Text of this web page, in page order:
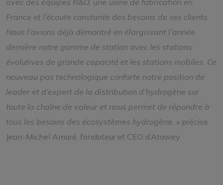
avec des équipes R&D, une usine de fabrication en
France et l’écoute constante des besoins de ses clients.
Nous l’avions déjà démontré en élargissant l’année
dernière notre gamme de station avec les stations
évolutives de grande capacité et les stations mobiles. Ce
nouveau pas technologique conforte notre position de
leader et d’expert de la distribution d’hydrogène sur
toute la chaîne de valeur et nous permet de répondre à
tous les besoins des écosystèmes hydrogène. » précise
Jean-Michel Amaré, fondateur et CEO d’Atawey.